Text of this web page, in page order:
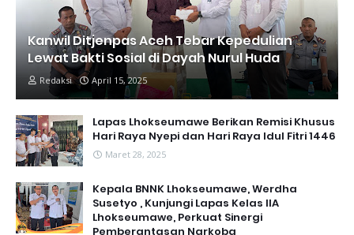
Kanwil Ditjenpas Aceh Tebar Kepedulian
Lewat Bakti Sosial di Dayah Nurul Huda
Redaksi April 15, 2025
Lapas Lhokseumawe Berikan Remisi Khusus
Hari Raya Nyepi dan Hari Raya Idul Fitri 1446
Maret 28, 2025
Kepala BNNK Lhokseumawe, Werdha
Susetyo , Kunjungi Lapas Kelas IIA
Lhokseumawe, Perkuat Sinergi
Pemberantasan Narkoba